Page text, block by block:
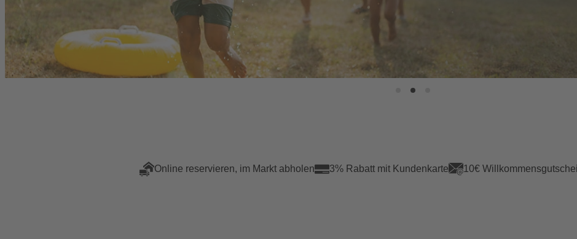
Online reservieren, im Markt abholen 3% Rabatt mit Kundenkarte 10€